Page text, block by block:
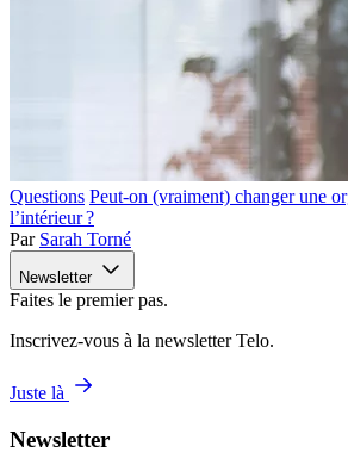
Questions Peut-on (vraiment) changer une
l’intérieur ?
Par Sarah Torné
Newsletter
Faites le premier pas.
Inscrivez-vous à la newsletter Telo.
Juste là
Newsletter